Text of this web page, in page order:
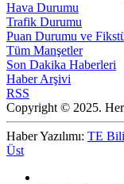
Hava Durumu
Trafik Durumu
Puan Durumu ve
Tüm Manşetler
Son Dakika Haberleri
Haber Arşivi
RSS
Copyright © 2025. Her
Haber Yazılımı: TE
Üst